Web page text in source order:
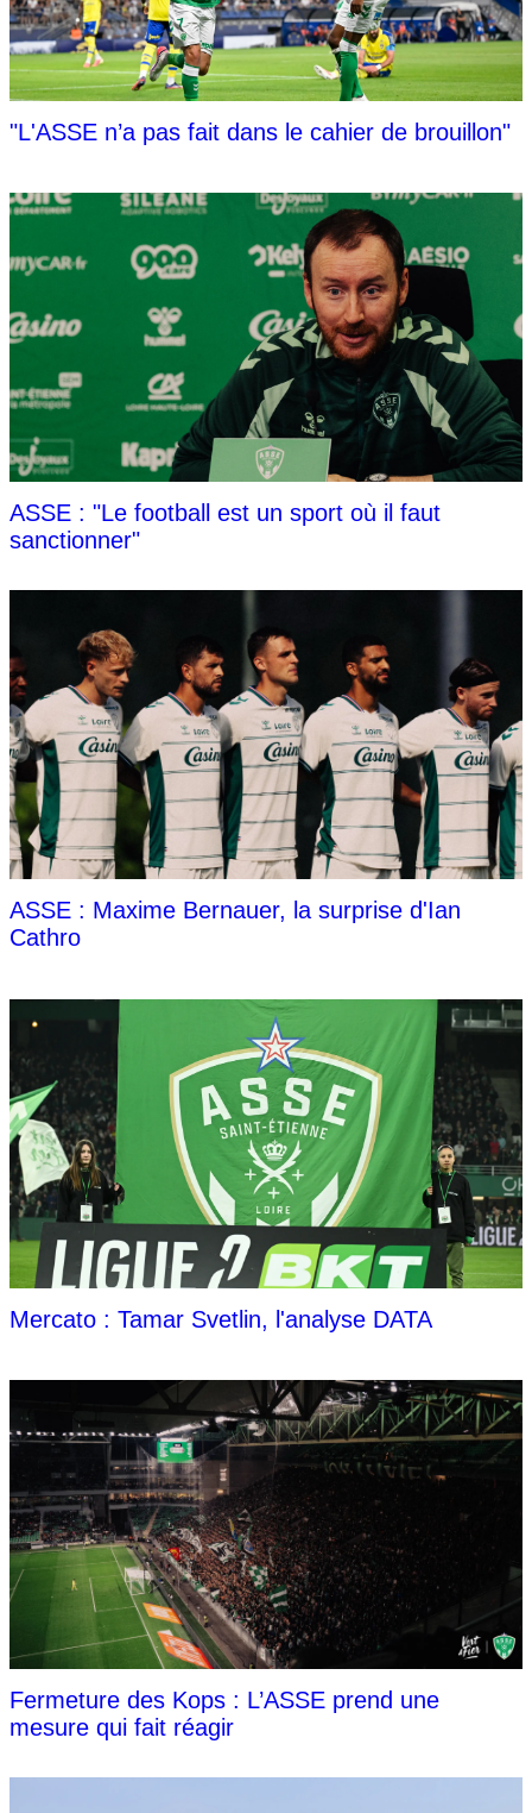
"L'ASSE n’a pas fait dans le cahier de brouillon"
ASSE : "Le football est un sport où il faut
sanctionner"
ASSE : Maxime Bernauer, la surprise d'Ian
Cathro
Mercato : Tamar Svetlin, l'analyse DATA
Fermeture des Kops : L’ASSE prend une
mesure qui fait réagir